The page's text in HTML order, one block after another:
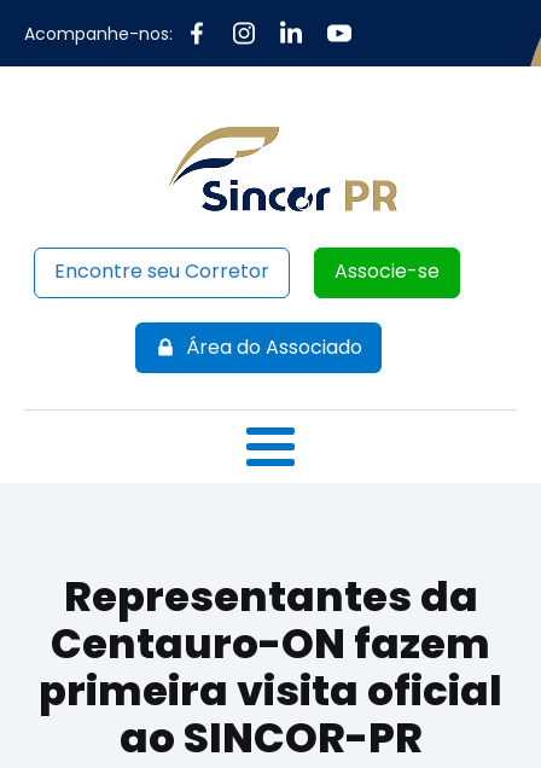
Acompanhe-nos:
Encontre seu Corretor Associe-se
Área do Associado
Representantes da
Centauro-ON fazem
primeira visita oficial
ao SINCOR-PR